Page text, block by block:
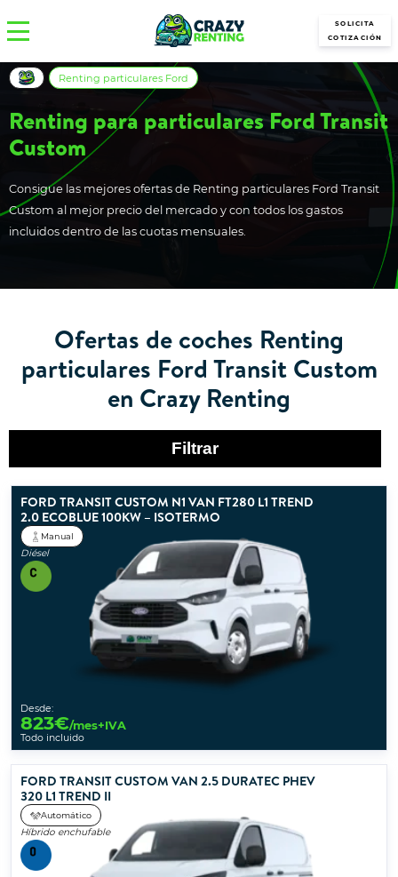
SOLICITA
COTIZACIÓN
Renting para particulares Ford Transit
Custom
Consigue las mejores ofertas de Renting particulares Ford Transit
Custom al mejor precio del mercado y con todos los gastos
incluidos dentro de las cuotas mensuales.
Renting particulares Ford
Ofertas de coches Renting
particulares Ford Transit Custom
en Crazy Renting
Filtrar
FORD TRANSIT CUSTOM N1 VAN FT280 L1 TREND
2.0 ECOBLUE 100KW – ISOTERMO
Manual
Diésel
Desde:
823€/mes+IVA
Todo incluido
FORD TRANSIT CUSTOM VAN 2.5 DURATEC PHEV
320 L1 TREND II
Automático
Híbrido enchufable